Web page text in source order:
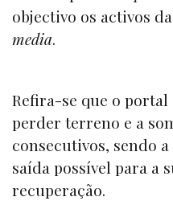
objectivo os activos
media.
Refira-se que o portal
perder terreno e a
consecutivos, sendo
saída possível para a
recuperação.